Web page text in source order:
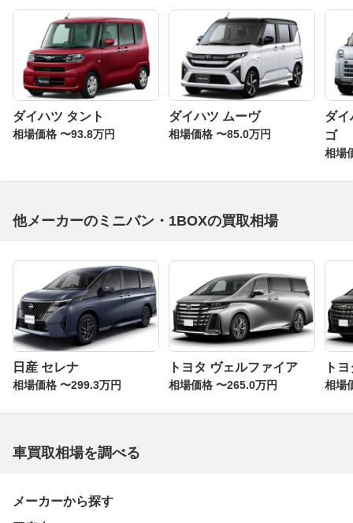
ダイハツ タント
相場価格 〜93.8万円
ダイハツ ムーヴ
相場価格 〜85.0万円
ダイ
ゴ
相場
他メーカーのミニバン・1BOXの買取相場
日産 セレナ
相場価格 〜299.3万円
トヨタ ヴェルファイア
相場価格 〜265.0万円
ト
相場
車買取相場を調べる
メーカーから探す